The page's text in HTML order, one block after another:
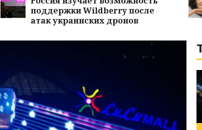
поддержки Wildberry после
атак украинских дронов